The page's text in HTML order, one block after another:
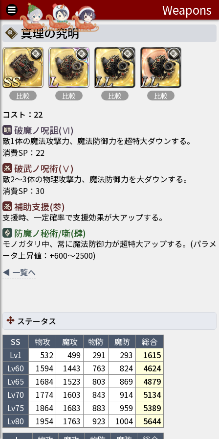
Weapons
真理の究明
比較 比較 比較 比較
コスト ： 22
破魔ノ呪詛(Ⅵ)
敵1体の魔法攻撃力、魔法防御力を超特大ダウンする。
消費SP ： 22
破武ノ呪術(Ⅴ)
敵2～3体の物理攻撃力、魔法防御力を大ダウンする。
消費SP ： 30
補助支援(参)
支援時、一定確率で支援効果が大アップする。
防魔ノ秘術/噺(肆)
モノガタリ中、常に魔法防御力が超特大アップする。(パラメ
ータ上昇値：+600～2500)
◀ 一覧へ
ステータス
SS
物攻 魔攻 物防 魔防
総合
Lv1
532 499 291 293
1615
Lv60 1594 1443 763 824
4624
Lv65 1684 1523 803 869
4879
Lv70 1774 1603 843 914
5134
Lv75 1864 1683 883 959
5389
Lv80 1954 1763 923 1004
5644